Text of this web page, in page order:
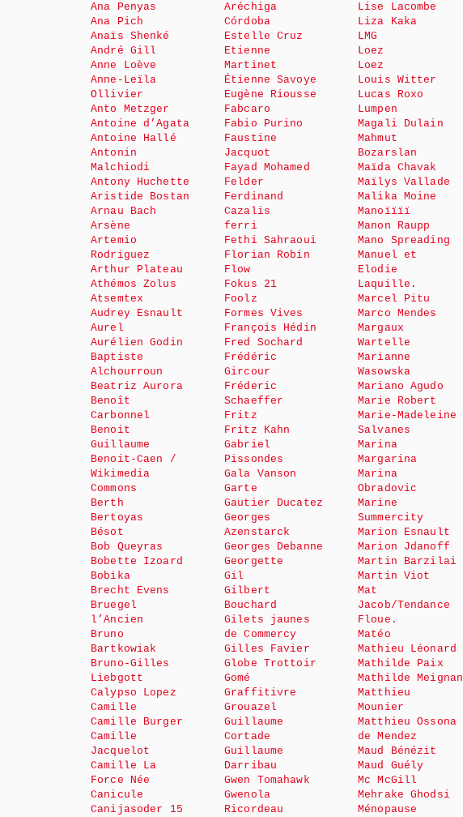
Ana Penyas
Ana Pich
Anaïs Shenké
André Gill
Anne Loève
Anne-Leïla
Ollivier
Anto Metzger
Antoine d’Agata
Antoine Hallé
Antonin
Malchiodi
Antony Huchette
Aristide Bostan
Arnau Bach
Arsène
Artemio
Rodriguez
Arthur Plateau
Athémos Zolus
Atsemtex
Audrey Esnault
Aurel
Aurélien Godin
Baptiste
Alchourroun
Beatriz Aurora
Benoît
Carbonnel
Benoit
Guillaume
Benoit-Caen /
Wikimedia
Commons
Berth
Bertoyas
Bésot
Bob Queyras
Bobette Izoard
Bobika
Brecht Evens
Bruegel
l’Ancien
Bruno
Bartkowiak
Bruno-Gilles
Liebgott
Calypso Lopez
Camille
Camille Burger
Camille
Jacquelot
Camille La
Force Née
Canicule
Canijasoder 15
Aréchiga
Córdoba
Estelle Cruz
Etienne
Martinet
Étienne Savoye
Eugène Riousse
Fabcaro
Fabio Purino
Faustine
Jacquot
Fayad Mohamed
Felder
Ferdinand
Cazalis
ferri
Fethi Sahraoui
Florian Robin
Flow
Fokus 21
Foolz
Formes Vives
François Hédin
Fred Sochard
Frédéric
Gircour
Fréderic
Schaeffer
Fritz
Fritz Kahn
Gabriel
Pissondes
Gala Vanson
Garte
Gautier Ducatez
Georges
Azenstarck
Georges Debanne
Georgette
Gil
Gilbert
Bouchard
Gilets jaunes
de Commercy
Gilles Favier
Globe Trottoir
Gomé
Graffitivre
Grouazel
Guillaume
Cortade
Guillaume
Darribau
Gwen Tomahawk
Gwenola
Ricordeau
Lise Lacombe
Liza Kaka
LMG
Loez
Loez
Louis Witter
Lucas Roxo
Lumpen
Magali Dulain
Mahmut
Bozarslan
Maïda Chavak
Maïlys Vallade
Malika Moine
Manoïïïï
Manon Raupp
Mano Spreading
Manuel et
Elodie
Laquille.
Marcel Pitu
Marco Mendes
Margaux
Wartelle
Marianne
Wasowska
Mariano Agudo
Marie Robert
Marie-Madeleine
Salvanes
Marina
Margarina
Marina
Obradovic
Marine
Summercity
Marion Esnault
Marion Jdanoff
Martin Barzilai
Martin Viot
Mat
Jacob/Tendance
Floue.
Matéo
Mathieu Léonard
Mathilde Paix
Mathilde Meignan
Matthieu
Mounier
Matthieu Ossona
de Mendez
Maud Bénézit
Maud Guély
Mc McGill
Mehrake Ghodsi
Ménopause